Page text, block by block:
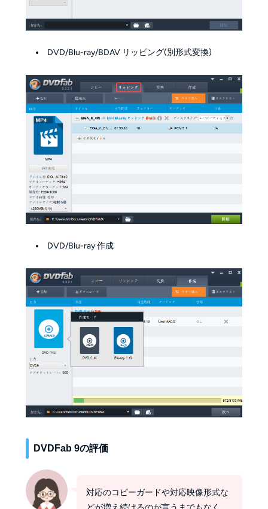
DVD/Blu-ray/BDAV リッピング(別形式変換)
DVD/Blu-ray 作成
DVDFab 9の評価
対応のコピーガードや対応映像形式な